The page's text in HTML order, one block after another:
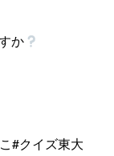
か
#クイズ東大